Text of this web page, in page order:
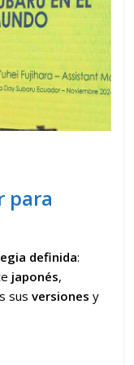
para
definida:
japonés,
susversiones y